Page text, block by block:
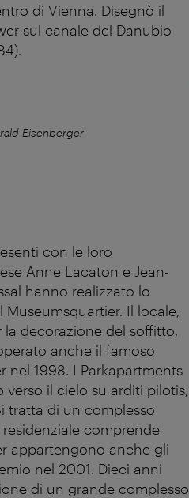
di Vienna. Disegnò il
sul canale del Danubio
Eisenberger
con le loro
Anne Lacaton e Jean-
hanno realizzato lo
Il locale,
decorazione del soffitto,
anche il famoso
nel 1998. I Parkapartments
verso il cielo su arditi pilotis,
tratta di un complesso
comprende
appartengono anche gli
nel 2001. Dieci anni
di un grande complesso